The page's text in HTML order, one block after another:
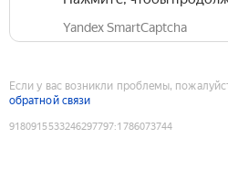
Yandex SmartCaptcha
Если у вас возникли проблемы,
обратной связи
9180915533246297797:1786073744